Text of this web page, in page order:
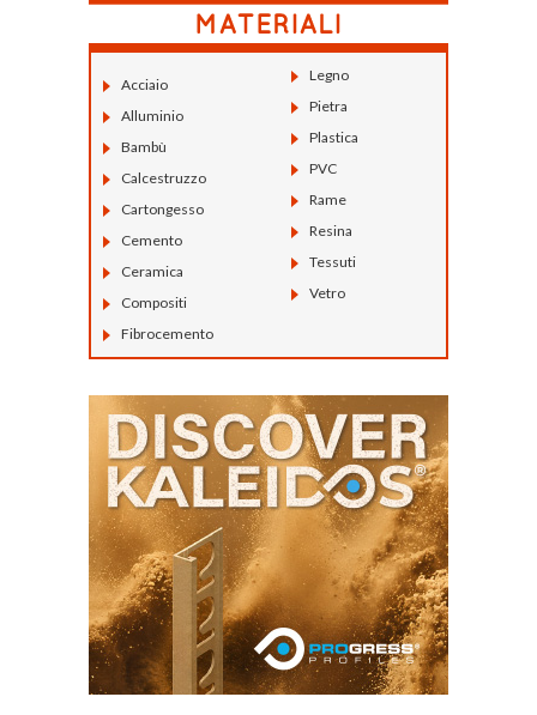
Acciaio
Alluminio
Bambù
Calcestruzzo
Cartongesso
Cemento
Ceramica
Compositi
Fibrocemento
Legno
Pietra
Plastica
PVC
Rame
Resina
Tessuti
Vetro